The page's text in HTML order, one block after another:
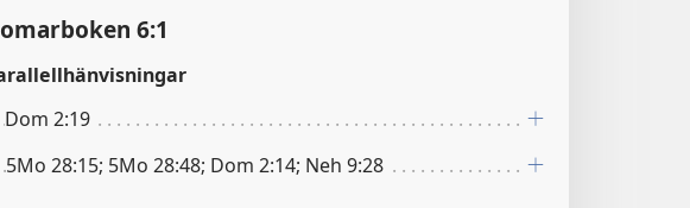
6:1
Dom 2:19
5Mo 28:15; 5Mo 28:48; Dom 2:14; Neh 9:28